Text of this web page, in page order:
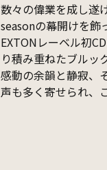
数々の偉業を成し遂
seasonの幕開けを飾
EXTONレーベル初
り積み重ねたブルッ
感動の余韻と静寂、
声も多く寄せられ、